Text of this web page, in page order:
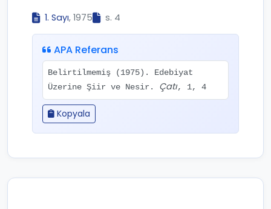
1. Sayı, 1975 s. 4
APA Referans
Belirtilmemiş (1975). Edebiyat
Üzerine Şiir ve Nesir. Çatı, 1, 4
Kopyala